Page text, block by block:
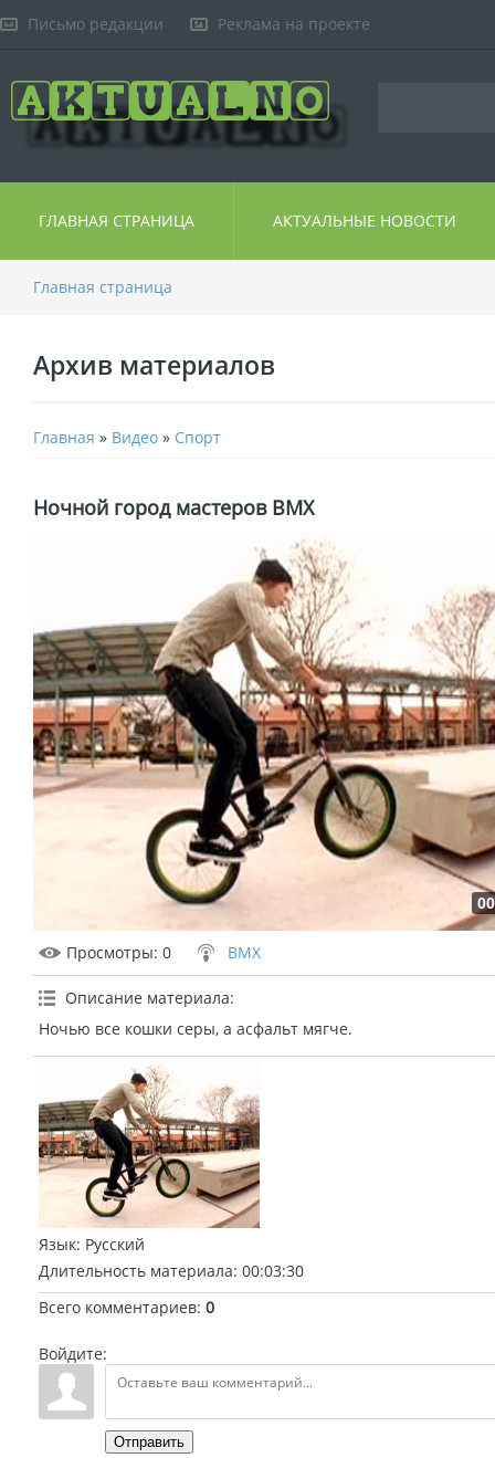
Письмо редакции Реклама на проекте
ГЛАВНАЯ СТРАНИЦА АКТУАЛЬНЫЕ НОВОСТИ
Главная страница
Архив материалов
Главная » Видео » Спорт
Ночной город мастеров BMX
Просмотры: 0 BMX
Описание материала:
Ночью все кошки серы, а асфальт мягче.
Язык: Русский
Длительность материала: 00:03:30
Всего комментариев: 0
Войдите:
Отправить